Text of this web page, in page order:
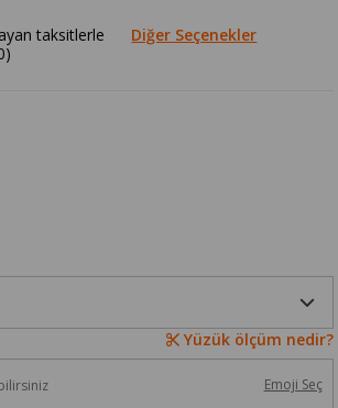
taksitlerle
Diğer Seçenekler
Yüzük ölçüm nedir?
Emoji Seç